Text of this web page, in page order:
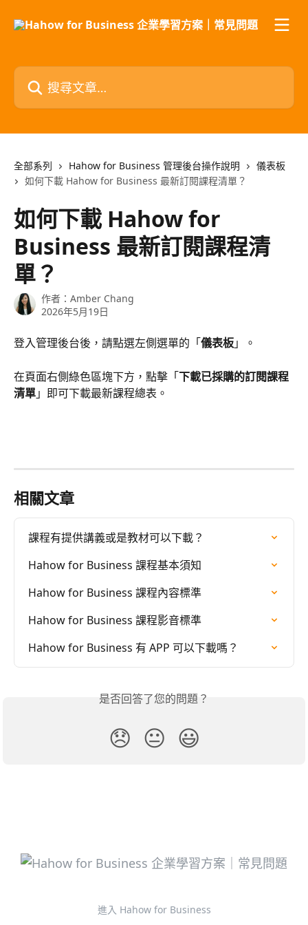
搜尋文章…
全部系列 Hahow for Business 管理後台操作說明
儀表板
如何下載 Hahow for Business 最新訂閱課程清單？
如何下載 Hahow for
Business 最新訂閱課程清
單？
作者： Amber Chang
2026年5月19日
登入管理後台後，請點選左側選單的「儀表板」。
在頁面右側綠色區塊下方，點擊「下載已採購的訂閱課程
清單」即可下載最新課程總表。
相關文章
課程有提供講義或是教材可以下載？
Hahow for Business 課程基本須知
Hahow for Business 課程內容標準
Hahow for Business 課程影音標準
Hahow for Business 有 APP 可以下載嗎？
是否回答了您的問題？
😞 😐 😃
進入 Hahow for Business